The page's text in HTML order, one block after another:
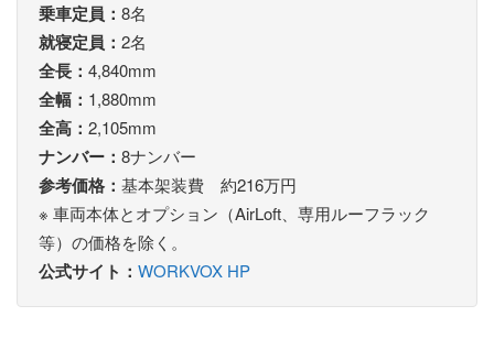
乗車定員： 8名
就寝定員： 2名
全長： 4,840mm
全幅： 1,880mm
全高： 2,105mm
ナンバー： 8ナンバー
参考価格： 基本架装費 約216万円
※ 車両本体とオプション（AirLoft、専用ルーフラック
等）の価格を除く。
公式サイト： WORKVOX HP